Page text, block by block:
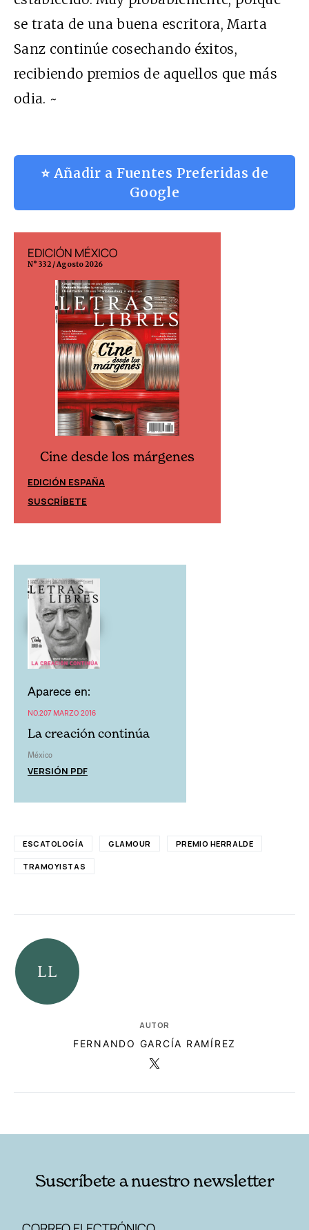
se trata de una buena escritora, Marta
Sanz continúe cosechando éxitos,
recibiendo premios de aquellos que más
odia. ~
⭐ Añadir a Fuentes Preferidas de
Google
EDICIÓN MÉXICO
N° 332 / Agosto 2026
Cine desde los márgenes
EDICIÓN ESPAÑA
SUSCRÍBETE
Aparece en:
NO.207 MARZO 2016
La creación continúa
México
VERSIÓN PDF
ESCATOLOGÍA GLAMOUR PREMIO HERRALDE
TRAMOYISTAS
AUTOR
FERNANDO GARCÍA RAMÍREZ
Suscríbete a nuestro newsletter